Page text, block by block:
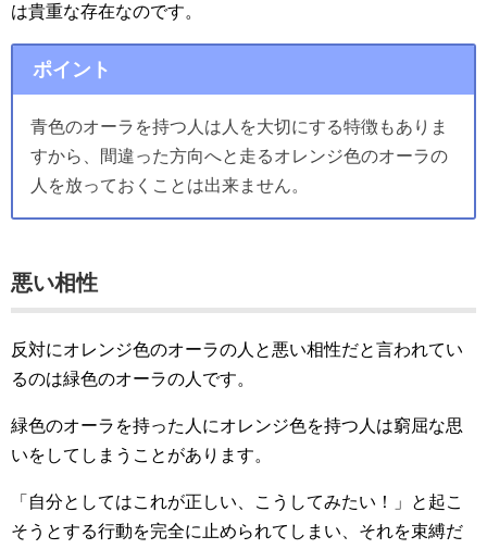
は貴重な存在なのです。
ポイント
青色のオーラを持つ人は人を大切にする特徴もありま
すから、間違った方向へと走るオレンジ色のオーラの
人を放っておくことは出来ません。
悪い相性
反対にオレンジ色のオーラの人と悪い相性だと言われてい
るのは緑色のオーラの人です。
緑色のオーラを持った人にオレンジ色を持つ人は窮屈な思
いをしてしまうことがあります。
「自分としてはこれが正しい、こうしてみたい！」と起こ
そうとする行動を完全に止められてしまい、それを束縛だ